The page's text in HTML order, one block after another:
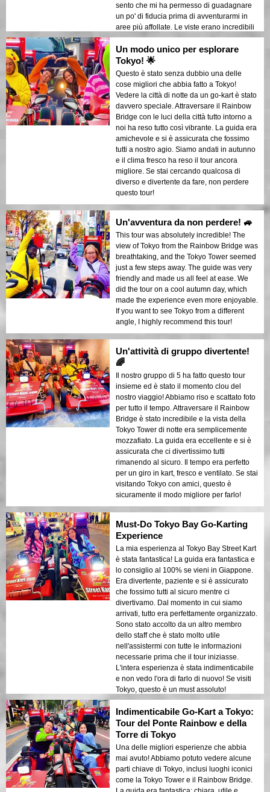
sento che mi ha permesso di guadagnare
un po' di fiducia prima di avventurarmi in
aree più affollate. Le viste erano incredibili
mentre sfrecciavamo, e nel complesso è
stata un'esperienza esaltante. Guidare per
le strade di Tokyo, passando davanti a
luoghi iconici come il Rainbow Bridge, è
stato sicuramente un momento clou.
Consiglierei vivamente un tour che includa
il Rainbow Bridge, poiché è uno dei
migliori modi per vedere la città da una
prospettiva unica. Se vuoi un'avventura
divertente, emozionante e indimenticabile,
questa è l'attività che fa per te!
Un modo unico per esplorare
Tokyo! 🌟
Questo è stato senza dubbio una delle
cose migliori che abbia fatto a Tokyo!
Vedere la città di notte da un go-kart è stato
davvero speciale. Attraversare il Rainbow
Bridge con le luci della città tutto intorno a
noi ha reso tutto così vibrante. La guida era
amichevole e si è assicurata che fossimo
tutti a nostro agio. Siamo andati in autunno
e il clima fresco ha reso il tour ancora
migliore. Se stai cercando qualcosa di
diverso e divertente da fare, non perdere
questo tour!
Un'avventura da non perdere! 🚙
This tour was absolutely incredible! The
view of Tokyo from the Rainbow Bridge was
breathtaking, and the Tokyo Tower seemed
just a few steps away. The guide was very
friendly and made us all feel at ease. We
did the tour on a cool autumn day, which
made the experience even more enjoyable.
If you want to see Tokyo from a different
angle, I highly recommend this tour!
Un'attività di gruppo divertente!
🌈
Il nostro gruppo di 5 ha fatto questo tour
insieme ed è stato il momento clou del
nostro viaggio! Abbiamo riso e scattato foto
per tutto il tempo. Attraversare il Rainbow
Bridge è stato incredibile e la vista della
Tokyo Tower di notte era semplicemente
mozzafiato. La guida era eccellente e si è
assicurata che ci divertissimo tutti
rimanendo al sicuro. Il tempo era perfetto
per un giro in kart, fresco e ventilato. Se stai
visitando Tokyo con amici, questo è
sicuramente il modo migliore per farlo!
Must-Do Tokyo Bay Go-Karting
Experience
La mia esperienza al Tokyo Bay Street Kart
è stata fantastica! La guida era fantastica e
lo consiglio al 100% se vieni in Giappone.
Era divertente, paziente e si è assicurato
che fossimo tutti al sicuro mentre ci
divertivamo. Dal momento in cui siamo
arrivati, tutto era perfettamente organizzato.
Sono stato accolto da un altro membro
dello staff che è stato molto utile
nell'assistermi con tutte le informazioni
necessarie prima che il tour iniziasse.
L'intera esperienza è stata indimenticabile
e non vedo l'ora di farlo di nuovo! Se visiti
Tokyo, questo è un must assoluto!
Indimenticabile Go-Kart a Tokyo:
Tour del Ponte Rainbow e della
Torre di Tokyo
Una delle migliori esperienze che abbia
mai avuto! Abbiamo potuto vedere alcune
parti chiave di Tokyo, inclusi luoghi iconici
come la Tokyo Tower e il Rainbow Bridge.